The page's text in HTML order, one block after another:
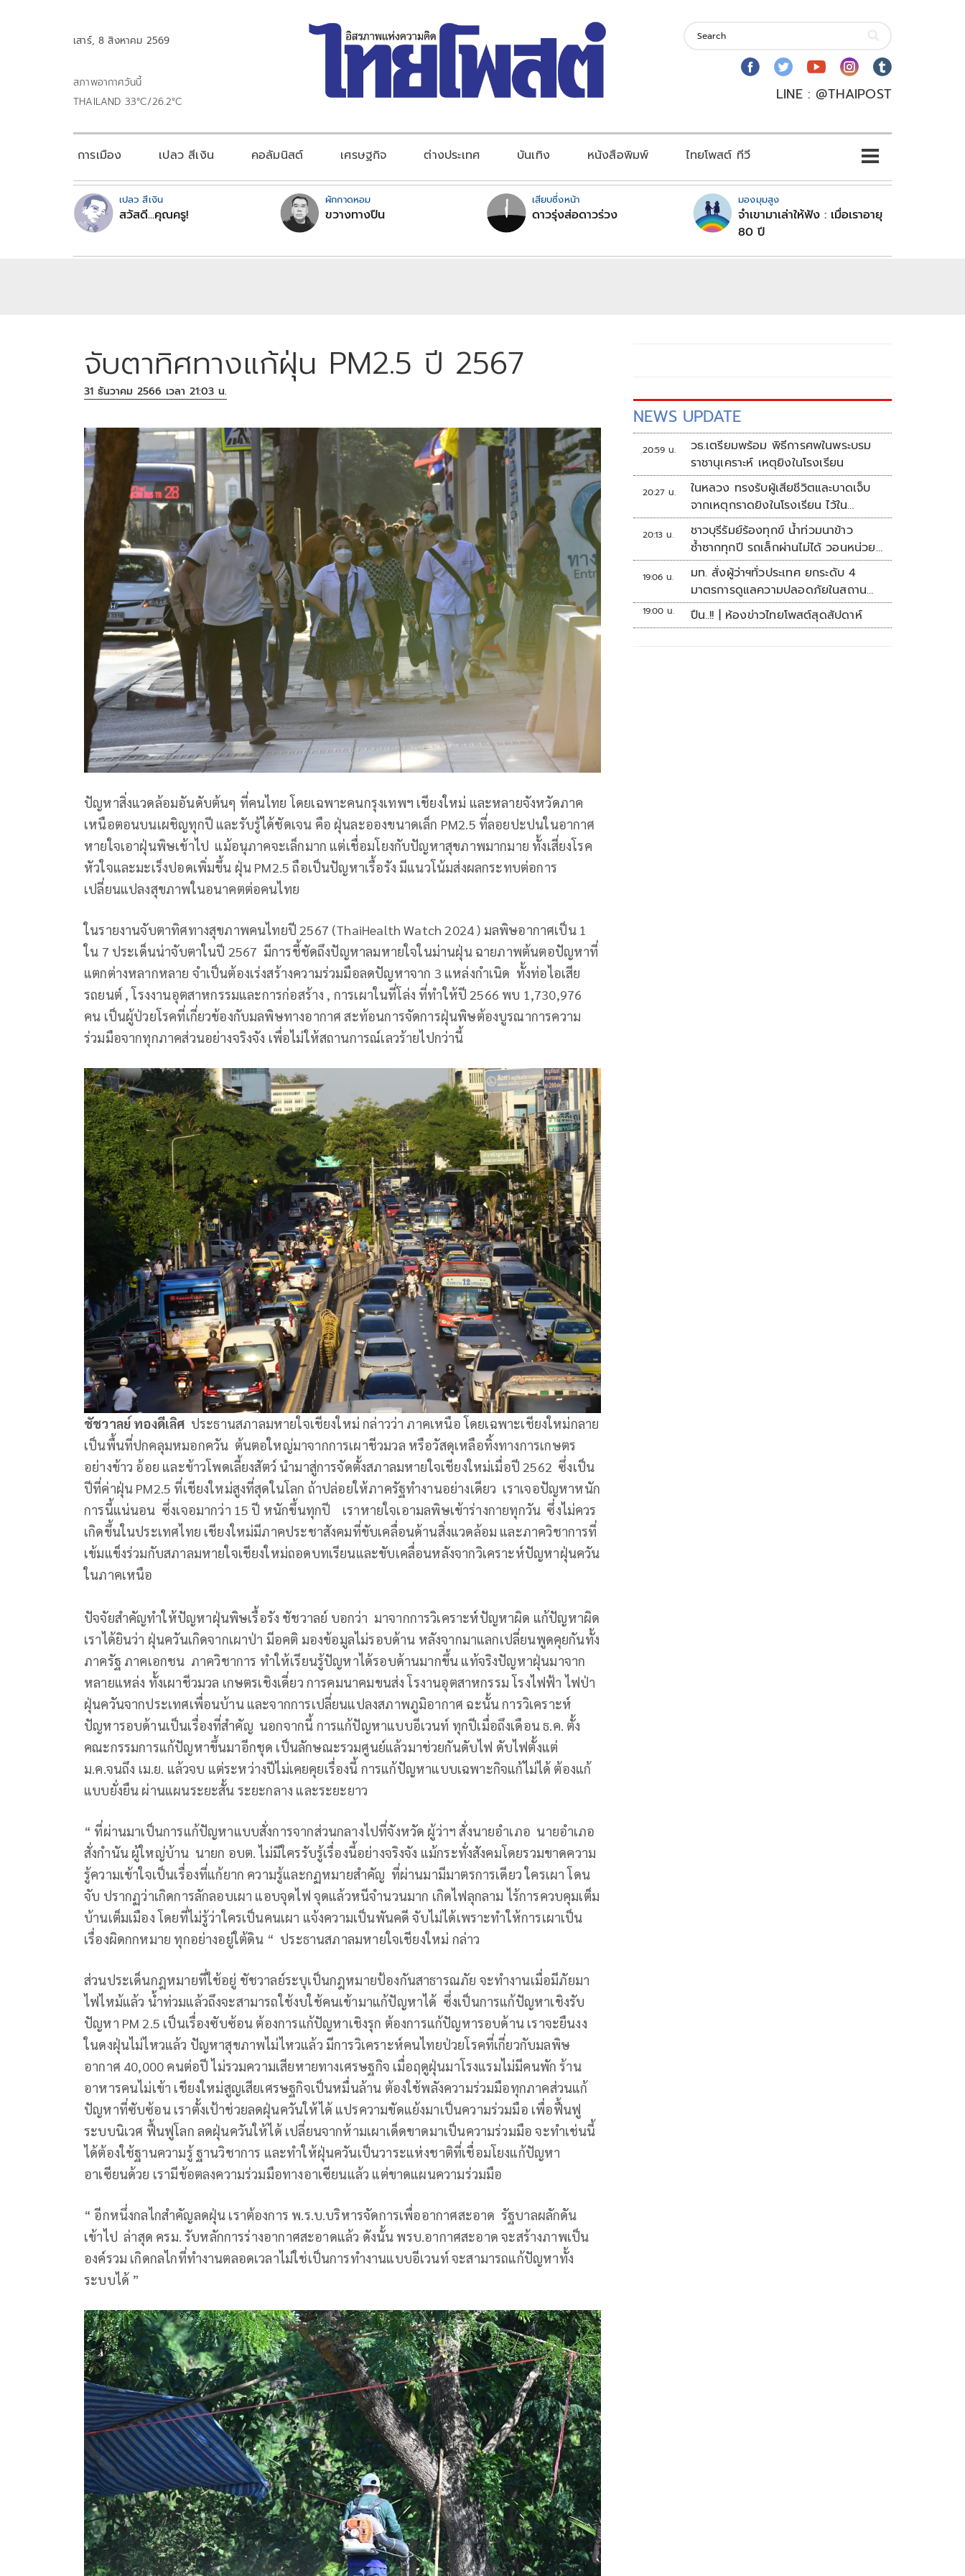
เสาร์, 8 สิงหาคม 2569
สภาพอากาศวันนี้
THAILAND 33°C/26.2°C
LINE : @THAIPOST
การเมือง เปลว สีเงิน คอลัมนิสต์ เศรษฐกิจ ต่างประเทศ บันเทิง หนังสือพิมพ์ ไทยโพสต์ ทีวี
เปลว สีเงิน
สวัสดี...คุณครู!
ผักกาดหอม
ขวางทางปืน
เสียบซึ่งหน้า
ดาวรุ่งส่อดาวร่วง
มองมุมสูง
จำเขามาเล่าให้ฟัง : เมื่อเราอายุ
80 ปี
จับตาทิศทางแก้ฝุ่น PM2.5 ปี 2567
31 ธันวาคม 2566 เวลา 21:03 น.
ปัญหาสิ่งแวดล้อมอันดับต้นๆ ที่คนไทย โดยเฉพาะคนกรุงเทพฯ เชียงใหม่ และหลายจังหวัดภาค
เหนือตอนบนเผชิญทุกปี และรับรู้ได้ชัดเจน คือ ฝุ่นละอองขนาดเล็ก PM2.5 ที่ลอยปะปนในอากาศ
หายใจเอาฝุ่นพิษเข้าไป แม้อนุภาคจะเล็กมาก แต่เชื่อมโยงกับปัญหาสุขภาพมากมาย ทั้งเสี่ยงโรค
หัวใจและมะเร็งปอดเพิ่มขึ้น ฝุ่น PM2.5 ถือเป็นปัญหาเรื้อรัง มีแนวโน้มส่งผลกระทบต่อการ
เปลี่ยนแปลงสุขภาพในอนาคตต่อคนไทย
ในรายงานจับตาทิศทางสุขภาพคนไทยปี 2567 (ThaiHealth Watch 2024 ) มลพิษอากาศเป็น 1
ใน 7 ประเด็นน่าจับตาในปี 2567 มีการชี้ชัดถึงปัญหาลมหายใจในม่านฝุ่น ฉายภาพต้นตอปัญหาที่
แตกต่างหลากหลาย จำเป็นต้องเร่งสร้างความร่วมมือลดปัญหาจาก 3 แหล่งกำเนิด ทั้งท่อไอเสีย
รถยนต์ , โรงงานอุตสาหกรรมและการก่อสร้าง , การเผาในที่โล่ง ที่ทำให้ปี 2566 พบ 1,730,976
คน เป็นผู้ป่วยโรคที่เกี่ยวข้องกับมลพิษทางอากาศ สะท้อนการจัดการฝุ่นพิษต้องบูรณาการความ
ร่วมมือจากทุกภาคส่วนอย่างจริงจัง เพื่อไม่ให้สถานการณ์เลวร้ายไปกว่านี้
ชัชวาลย์ ทองดีเลิศ ประธานสภาลมหายใจเชียงใหม่ กล่าวว่า ภาคเหนือ โดยเฉพาะเชียงใหม่กลาย
เป็นพื้นที่ปกคลุมหมอกควัน ต้นตอใหญ่มาจากการเผาชีวมวล หรือวัสดุเหลือทิ้งทางการเกษตร
อย่างข้าว อ้อย และข้าวโพดเลี้ยงสัตว์ นำมาสู่การจัดตั้งสภาลมหายใจเชียงใหม่เมื่อปี 2562 ซึ่งเป็น
ปีที่ค่าฝุ่น PM2.5 ที่เชียงใหม่สูงที่สุดในโลก ถ้าปล่อยให้ภาครัฐทำงานอย่างเดียว เราเจอปัญหาหนัก
การนี้แน่นอน ซึ่งเจอมากว่า 15 ปี หนักขึ้นทุกปี เราหายใจเอามลพิษเข้าร่างกายทุกวัน ซึ่งไม่ควร
เกิดขึ้นในประเทศไทย เชียงใหม่มีภาคประชาสังคมที่ขับเคลื่อนด้านสิ่งแวดล้อม และภาควิชาการที่
เข้มแข็งร่วมกับสภาลมหายใจเชียงใหม่ถอดบทเรียนและขับเคลื่อนหลังจากวิเคราะห์ปัญหาฝุ่นควัน
ในภาคเหนือ
ปัจจัยสำคัญทำให้ปัญหาฝุ่นพิษเรื้อรัง ชัชวาลย์ บอกว่า มาจากการวิเคราะห์ปัญหาผิด แก้ปัญหาผิด
เราได้ยินว่า ฝุ่นควันเกิดจากเผาป่า มีอคติ มองข้อมูลไม่รอบด้าน หลังจากมาแลกเปลี่ยนพูดคุยกันทั้ง
ภาครัฐ ภาคเอกชน ภาควิชาการ ทำให้เรียนรู้ปัญหาได้รอบด้านมากขึ้น แท้จริงปัญหาฝุ่นมาจาก
หลายแหล่ง ทั้งเผาชีวมวล เกษตรเชิงเดี่ยว การคมนาคมขนส่ง โรงานอุตสาหกรรม โรงไฟฟ้า ไฟป่า
ฝุ่นควันจากประเทศเพื่อนบ้าน และจากการเปลี่ยนแปลงสภาพภูมิอากาศ ฉะนั้น การวิเคราะห์
ปัญหารอบด้านเป็นเรื่องที่สำคัญ นอกจากนี้ การแก้ปัญหาแบบอีเวนท์ ทุกปีเมื่อถึงเดือน ธ.ค. ตั้ง
คณะกรรมการแก้ปัญหาขึ้นมาอีกชุด เป็นลักษณะรวมศูนย์แล้วมาช่วยกันดับไฟ ดับไฟตั้งแต่
ม.ค.จนถึง เม.ย. แล้วจบ แต่ระหว่างปีไม่เคยคุยเรื่องนี้ การแก้ปัญหาแบบเฉพาะกิจแก้ไม่ได้ ต้องแก้
แบบยั่งยืน ผ่านแผนระยะสั้น ระยะกลาง และระยะยาว
“ ที่ผ่านมาเป็นการแก้ปัญหาแบบสั่งการจากส่วนกลางไปที่จังหวัด ผู้ว่าฯ สั่งนายอำเภอ นายอำเภอ
สั่งกำนัน ผู้ใหญ่บ้าน นายก อบต. ไม่มีใครรับรู้เรื่องนี้อย่างจริงจัง แม้กระทั่งสังคมโดยรวมขาดความ
รู้ความเข้าใจเป็นเรื่องที่แก้ยาก ความรู้และกฏหมายสำคัญ ที่ผ่านมามีมาตรการเดียว ใครเผา โดน
จับ ปรากฏว่าเกิดการลักลอบเผา แอบจุดไฟ จุดแล้วหนีจำนวนมาก เกิดไฟลุกลาม ไร้การควบคุมเต็ม
บ้านเต็มเมือง โดยที่ไม่รู้ว่าใครเป็นคนเผา แจ้งความเป็นพันคดี จับไม่ได้เพราะทำให้การเผาเป็น
เรื่องผิดกกหมาย ทุกอย่างอยู่ใต้ดิน “ ประธานสภาลมหายใจเชียงใหม่ กล่าว
ส่วนประเด็นกฎหมายที่ใช้อยู่ ชัชวาลย์ระบุเป็นกฎหมายป้องกันสาธารณภัย จะทำงานเมื่อมีภัยมา
ไฟไหม้แล้ว น้ำท่วมแล้วถึงจะสามารถใช้งบใช้คนเข้ามาแก้ปัญหาได้ ซึ่งเป็นการแก้ปัญหาเชิงรับ
ปัญหา PM 2.5 เป็นเรื่องซับซ้อน ต้องการแก้ปัญหาเชิงรุก ต้องการแก้ปัญหารอบด้าน เราจะยืนงง
ในดงฝุ่นไม่ไหวแล้ว ปัญหาสุขภาพไม่ไหวแล้ว มีการวิเคราะห์คนไทยป่วยโรคที่เกี่ยวกับมลพิษ
อากาศ 40,000 คนต่อปี ไม่รวมความเสียหายทางเศรษฐกิจ เมื่อฤดูฝุ่นมาโรงแรมไม่มีคนพัก ร้าน
อาหารคนไม่เข้า เชียงใหม่สูญเสียเศรษฐกิจเป็นหมื่นล้าน ต้องใช้พลังความร่วมมือทุกภาคส่วนแก้
ปัญหาที่ซับซ้อน เราตั้งเป้าช่วยลดฝุ่นควันให้ได้ แปรความขัดแย้งมาเป็นความร่วมมือ เพื่อฟื้นฟู
ระบบนิเวศ ฟื้นฟูโลก ลดฝุ่นควันให้ได้ เปลี่ยนจากห้ามเผาเด็ดขาดมาเป็นความร่วมมือ จะทำเช่นนี้
ได้ต้องใช้ฐานความรู้ ฐานวิชาการ และทำให้ฝุ่นควันเป็นวาระแห่งชาติที่เชื่อมโยงแก้ปัญหา
อาเซียนด้วย เรามีข้อตลงความร่วมมือทางอาเซียนแล้ว แต่ขาดแผนความร่วมมือ
“ อีกหนึ่งกลไกสำคัญลดฝุ่น เราต้องการ พ.ร.บ.บริหารจัดการเพื่ออากาศสะอาด รัฐบาลผลักดัน
เข้าไป ล่าสุด ครม. รับหลักการร่างอากาศสะอาดแล้ว ดังนั้น พรบ.อากาศสะอาด จะสร้างภาพเป็น
องค์รวม เกิดกลไกที่ทำงานตลอดเวลาไม่ใช่เป็นการทำงานแบบอีเวนท์ จะสามารถแก้ปัญหาทั้ง
ระบบได้ ”
NEWS UPDATE
20:59 น.
วธ.เตรียมพร้อม พิธีการศพในพระบรม
ราชานุเคราะห์ เหตุยิงในโรงเรียน
20:27 น.
ในหลวง ทรงรับผู้เสียชีวิตและบาดเจ็บ
จากเหตุกราดยิงในโรงเรียน ไว้ใน
พระบรมราชานุเคราะห์
20:13 น.
ชาวบุรีรัมย์ร้องทุกข์ น้ำท่วมนาข้าว
ซ้ำซากทุกปี รถเล็กผ่านไม่ได้ วอนหน่วย
งานเร่งแก้ไข
19:06 น.
มท. สั่งผู้ว่าฯทั่วประเทศ ยกระดับ 4
มาตรการดูแลความปลอดภัยในสถาน
ศึกษา
19:00 น. ปืน..!! | ห้องข่าวไทยโพสต์สุดสัปดาห์